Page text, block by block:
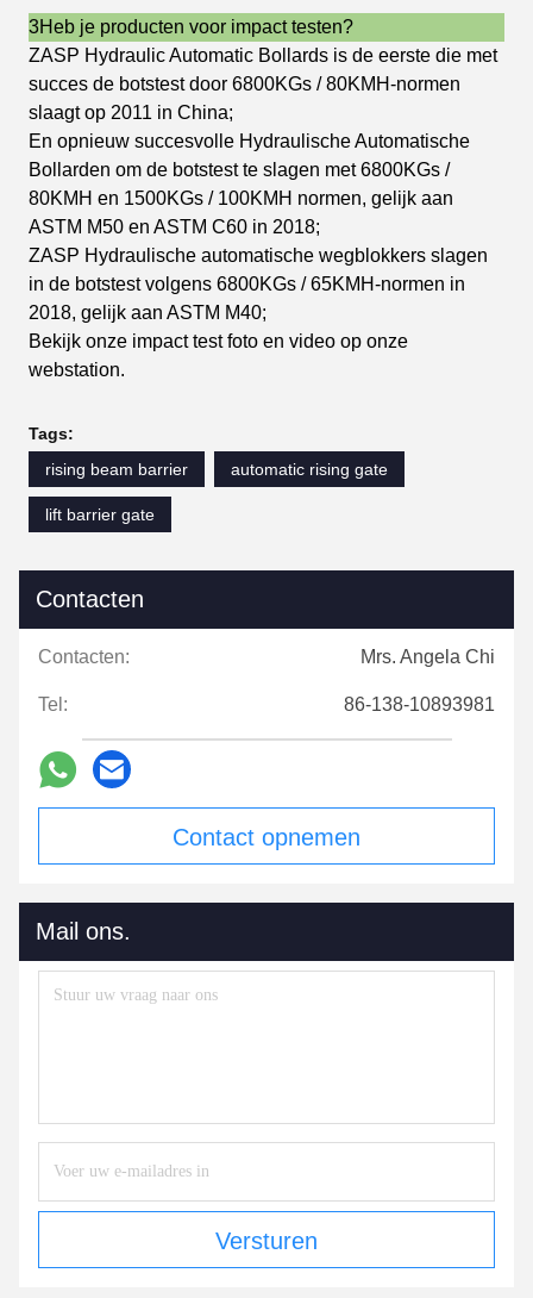
3Heb je producten voor impact testen?
ZASP Hydraulic Automatic Bollards is de eerste die met
succes de botstest door 6800KGs / 80KMH-normen
slaagt op 2011 in China;
En opnieuw succesvolle Hydraulische Automatische
Bollarden om de botstest te slagen met 6800KGs /
80KMH en 1500KGs / 100KMH normen, gelijk aan
ASTM M50 en ASTM C60 in 2018;
ZASP Hydraulische automatische wegblokkers slagen
in de botstest volgens 6800KGs / 65KMH-normen in
2018, gelijk aan ASTM M40;
Bekijk onze impact test foto en video op onze
webstation.
Tags:
rising beam barrier
automatic rising gate
lift barrier gate
Contacten
Contacten: Mrs. Angela Chi
Tel: 86-138-10893981
Contact opnemen
Mail ons.
Versturen